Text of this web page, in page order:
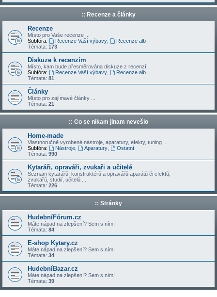
:: Recenze a články
Recenze
Místo pro Vaše recenze ...
Subfóra:
Recenze Vaší výbavy,
Recenze alb
Témata: 173
Diskuze k recenzím
Místo, kam bude přesměrována diskuze z recenzí
Subfóra:
Recenze Vaší výbavy,
Recenze alb
Témata: 81
Články
Místo pro zajímavé články ...
Témata: 21
:: Co se nikam jinam nevešlo
Home-made
Vlastnoručně vyrobené nástroje, aparatury, efekty, tuning ...
Subfóra:
Nástroje, Aparatury,
Ostatní
Témata: 990
Kytaráři, opraváři, zvukaři a učitelé
Seznam kytarářů, konstruktérů a opravářů aparátů či efektů,
zvukařů, studií, učitelů ...
Témata: 226
:: Stránky
HudebníFórum.cz
Máte nápad na zlepšení? Sem s ním!
Témata: 84
E-shop Kytary.cz
Máte nápad na zlepšení? Sem s ním!
Témata: 34
HudebníBazar.cz
Máte nápad na zlepšení? Sem s ním!
Témata: 39